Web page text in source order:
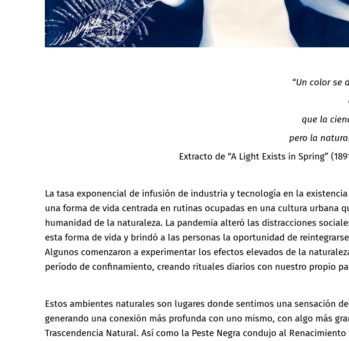
“Un color se
que la
pero la
Extracto de “A Light Exists in Spring”
La tasa exponencial de infusión de industria y tecnología en la
una forma de vida centrada en rutinas ocupadas en una cultura urbana
humanidad de la naturaleza. La pandemia alteró las distracciones
esta forma de vida y brindó a las personas la oportunidad de
Algunos comenzaron a experimentar los efectos elevados de la
período de confinamiento, creando rituales diarios con nuestro propio
Estos ambientes naturales son lugares donde sentimos una sensación
generando una conexión más profunda con uno mismo, con algo más
Trascendencia Natural. Así como la Peste Negra condujo al